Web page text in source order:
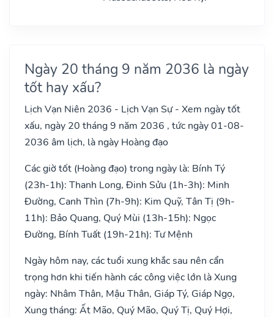
Ngày 20 tháng 9 năm 2036 là ngày
tốt hay xấu?
Lịch Vạn Niên 2036 - Lịch Vạn Sự - Xem ngày tốt
xấu, ngày 20 tháng 9 năm 2036 , tức ngày 01-08-
2036 âm lịch, là ngày Hoàng đạo
Các giờ tốt (Hoàng đạo) trong ngày là: Bính Tý
(23h-1h): Thanh Long, Đinh Sửu (1h-3h): Minh
Đường, Canh Thìn (7h-9h): Kim Quỹ, Tân Tị (9h-
11h): Bảo Quang, Quý Mùi (13h-15h): Ngọc
Đường, Bính Tuất (19h-21h): Tư Mệnh
Ngày hôm nay, các tuổi xung khắc sau nên cẩn
trọng hơn khi tiến hành các công việc lớn là Xung
ngày: Nhâm Thân, Mậu Thân, Giáp Tý, Giáp Ngọ,
Xung tháng: Ất Mão, Quý Mão, Quý Tị, Quý Hợi,